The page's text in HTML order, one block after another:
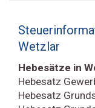
Wetzlar
Hebesätze in
Hebesatz
Hebesatz